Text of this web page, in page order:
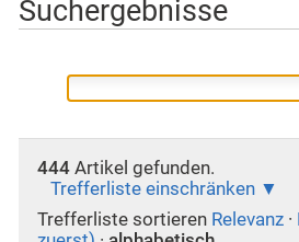
Suchergebnisse
444Artikel gefunden.
Trefferliste einschränken
Trefferliste sortieren Relevanz ·